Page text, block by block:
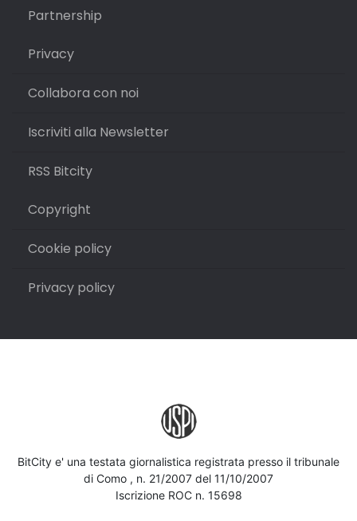
Partnership
Privacy
Collabora con noi
Iscriviti alla Newsletter
RSS Bitcity
Copyright
Cookie policy
Privacy policy
BitCity e' una testata giornalistica registrata presso il tribunale
di Como , n. 21/2007 del 11/10/2007
Iscrizione ROC n. 15698